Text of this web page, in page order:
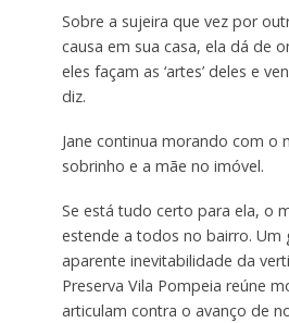
Sobre a sujeira que vez por
causa em sua casa, ela dá de
eles façam as ‘artes’ deles e
diz.
Jane continua morando com o
sobrinho e a mãe no imóvel.
Se está tudo certo para ela, o
estende a todos no bairro. Um
aparente inevitabilidade da
Preserva Vila Pompeia reúne
articulam contra o avanço de